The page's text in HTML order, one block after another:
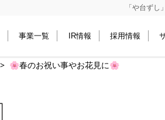
「や台ず
事業一覧 IR情報 採用情報
🌸春のお祝い事やお花見に🌸